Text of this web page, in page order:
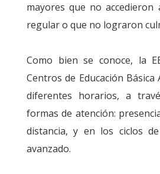
mayores que no accedieron
regular o que no lograron
Como bien se conoce, la
Centros de Educación Básica
diferentes horarios, a
formas de atención:
distancia, y en los ciclos
avanzado.